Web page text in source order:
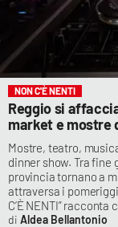
NON C'È NENTI
Reggio si
market e mostre
Mostre, teatro,
dinner show. Tra fine
provincia tornano a
attraversa i
C’È NENTI”
Aldea Bellantonio